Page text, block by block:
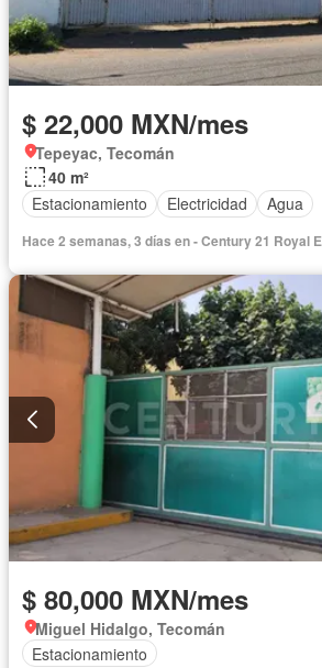
$ 22,000 MXN/mes
Tepeyac, Tecomán
40 m²
Estacionamiento
Electricidad Agua
Hace 2 semanas, 3 días en - Century 21 Royal
$ 80,000 MXN/mes
Miguel Hidalgo, Tecomán
Estacionamiento